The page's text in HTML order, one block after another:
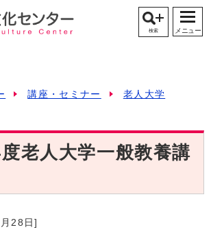
検索 メニュー
講座・セミナー 老人大学
老人大学一般教養講
28日]